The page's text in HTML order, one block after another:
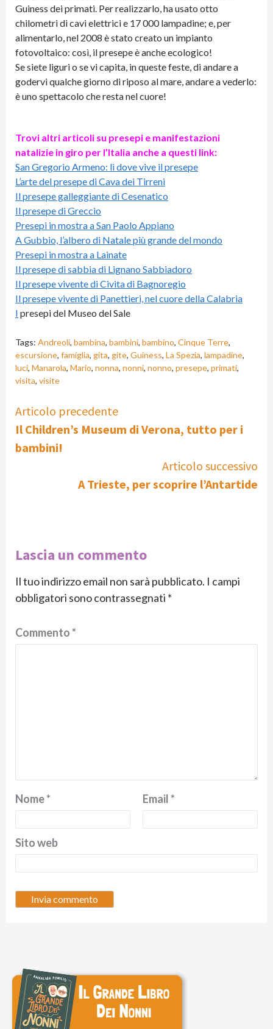
Guiness dei primati. Per realizzarlo, ha usato otto
chilometri di cavi elettrici e 17 000 lampadine; e, per
alimentarlo, nel 2008 è stato creato un impianto
fotovoltaico: così, il presepe è anche ecologico!
Se siete liguri o se vi capita, in queste feste, di andare a
godervi qualche giorno di riposo al mare, andare a vederlo:
è uno spettacolo che resta nel cuore!
Trovi altri articoli su presepi e manifestazioni
natalizie in giro per l’Italia anche a questi link:
San Gregorio Armeno: lì dove vive il presepe
L’arte del presepe di Cava dei Tirreni
Il presepe galleggiante di Cesenatico
Il presepe di Greccio
Presepi in mostra a San Paolo Appiano
A Gubbio, l’albero di Natale più grande del mondo
Presepi in mostra a Lainate
Il presepe di sabbia di Lignano Sabbiadoro
Il presepe vivente di Civita di Bagnoregio
Il presepe vivente di Panettieri, nel cuore della Calabria
I presepi del Museo del Sale
Tags: Andreoli, bambina, bambini, bambino, Cinque Terre,
escursione, famiglia, gita, gite, Guiness, La Spezia, lampadine,
luci, Manarola, Mario, nonna, nonni, nonno, presepe, primati,
visita, visite
Continue
Reading
Articolo precedente
Il Children’s Museum di Verona, tutto per i
bambini!
Articolo successivo
A Trieste, per scoprire l’Antartide
Lascia un commento
Il tuo indirizzo email non sarà pubblicato. I campi
obbligatori sono contrassegnati *
Commento*
Nome* Email*
Sito web